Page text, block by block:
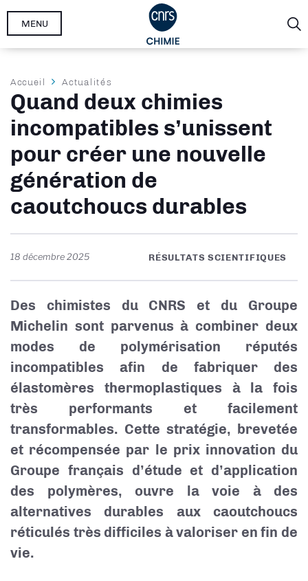
Aller
MENU
Fil
d'Ariane
Accueil Actualités
Quand deux chimies
incompatibles s’unissent
pour créer une nouvelle
génération de
caoutchoucs durables
18 décembre 2025 RÉSULTATS SCIENTIFIQUES
Des chimistes du CNRS et du Groupe
Michelin sont parvenus à combiner deux
modes de polymérisation réputés
incompatibles afin de fabriquer des
élastomères thermoplastiques à la fois
très performants et facilement
transformables. Cette stratégie, brevetée
et récompensée par le prix innovation du
Groupe français d’étude et d’application
des polymères, ouvre la voie à des
alternatives durables aux caoutchoucs
réticulés très difficiles à valoriser en fin de
vie.